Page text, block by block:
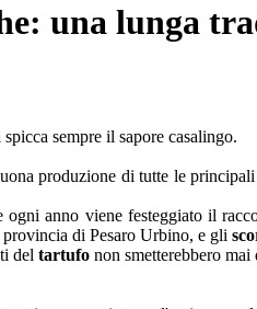
una lunga
sempre il sapore casalingo.
produzione di tutte le
anno viene festeggiato il
provincia di Pesaro Urbino, e gli
del tartufo non smetterebbero mai